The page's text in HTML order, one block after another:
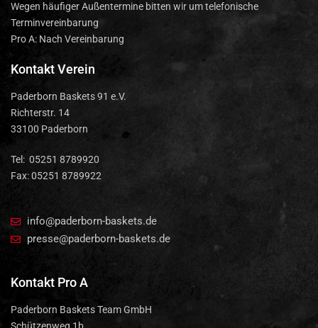
Wegen häufiger Außentermine bitten wir um telefonische
Terminvereinbarung
Pro A: Nach Vereinbarung
Kontakt Verein
Paderborn Baskets 91 e.V.
Richterstr. 14
33100 Paderborn
Tel: 05251 8789920
Fax: 05251 8789922
info@paderborn-baskets.de
presse@paderborn-baskets.de
Kontakt Pro A
Paderborn Baskets Team GmbH